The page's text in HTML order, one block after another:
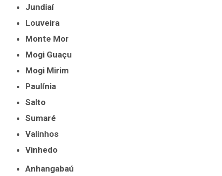
Jundiaí
Louveira
Monte Mor
Mogi Guaçu
Mogi Mirim
Paulínia
Salto
Sumaré
Valinhos
Vinhedo
Anhangabaú